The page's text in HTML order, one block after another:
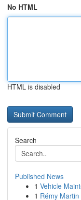
No HTML
HTML is disabled
Search
Published News
1 Vehicle
1 Rémy Martin